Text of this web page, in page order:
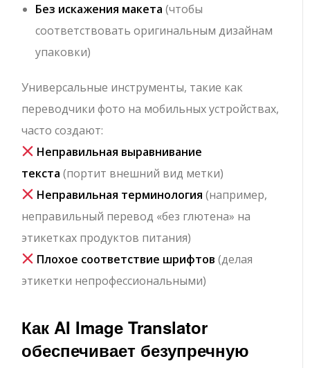
Без искажения макета (чтобы
соответствовать оригинальным дизайнам
упаковки)
Универсальные инструменты, такие как
переводчики фото на мобильных устройствах,
часто создают:
Неправильная выравнивание
текста (портит внешний вид метки)
Неправильная терминология (например,
неправильный перевод «без глютена» на
этикетках продуктов питания)
Плохое соответствие шрифтов (делая
этикетки непрофессиональными)
Как AI Image Translator
обеспечивает безупречную